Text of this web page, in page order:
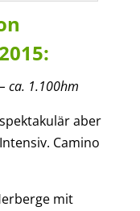
ca. 1.100hm
aber
Camino
mit